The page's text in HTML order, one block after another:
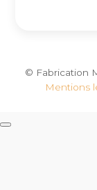
© Fabrication
Mentions